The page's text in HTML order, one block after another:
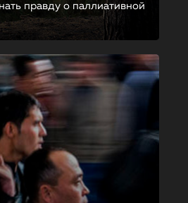
правду о паллиативной